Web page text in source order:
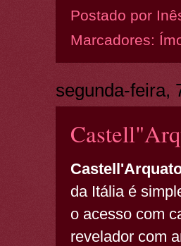
Postado por
Marcadores:
segunda-feira,
da Itália é
o acesso com
revelador com